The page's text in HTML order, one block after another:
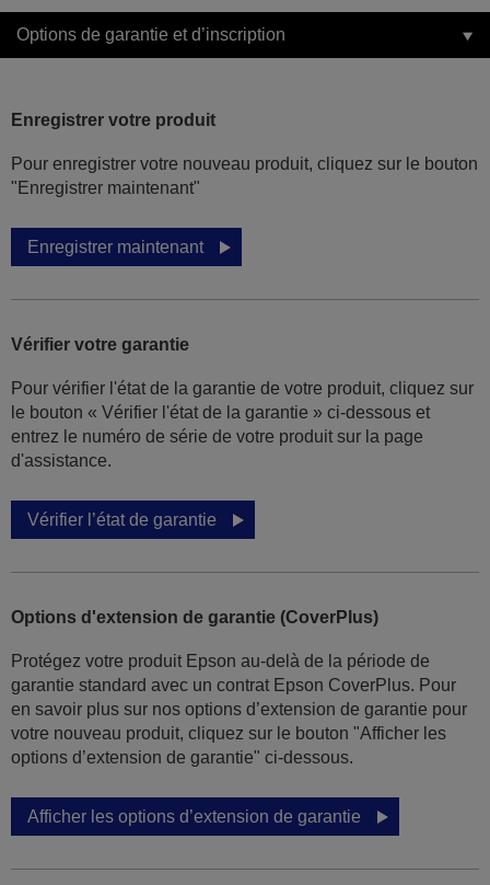
Options de garantie et d’inscription
Enregistrer votre produit
Pour enregistrer votre nouveau produit, cliquez sur le bouton
"Enregistrer maintenant"
Enregistrer maintenant
Vérifier votre garantie
Pour vérifier l'état de la garantie de votre produit, cliquez sur
le bouton « Vérifier l'état de la garantie » ci-dessous et
entrez le numéro de série de votre produit sur la page
d'assistance.
Vérifier l’état de garantie
Options d'extension de garantie (CoverPlus)
Protégez votre produit Epson au-delà de la période de
garantie standard avec un contrat Epson CoverPlus. Pour
en savoir plus sur nos options d’extension de garantie pour
votre nouveau produit, cliquez sur le bouton "Afficher les
options d’extension de garantie" ci-dessous.
Afficher les options d’extension de garantie